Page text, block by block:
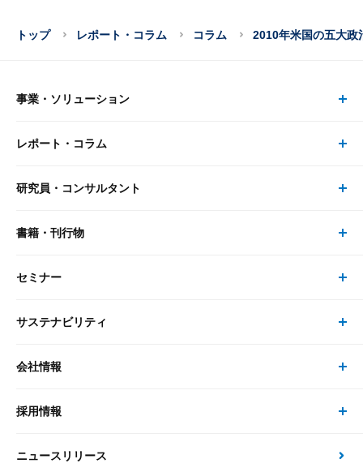
トップ レポート・コラム コラム 2010年米国の五大政
事業・ソリューション
事業・ソリューション トップ
リサーチ
大和総研の強み
先端テクノロジーに基づく新たな価値の創出
レポート・コラム
レポート・コラム トップ
最新のレポート・コラム
政策分析
研究員・コンサルタント
研究員・コンサルタント トップ
研究員
書籍・刊行物
書籍・刊行物 トップ
書籍
セミナー
セミナー トップ
現在受付中のセミナー・イベント
サステナビリティ
サステナビリティの取り組み
次世代社会への貢献
会社情報
会社情報 トップ
会社概要・役員一覧
採用情報
採用情報 トップ
ニュースリリース